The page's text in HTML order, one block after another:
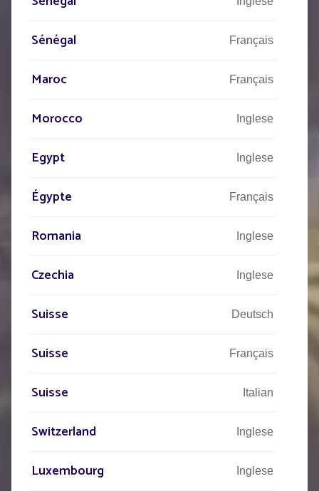
I NOSTRI PROGETTIDI
ILLUMINAZIONE
Sénégal Français
Maroc Français
Morocco Inglese
Egypt Inglese
Égypte Français
Romania Inglese
Czechia Inglese
Suisse Deutsch
Suisse Français
Suisse Italian
Switzerland Inglese
Luxembourg Inglese